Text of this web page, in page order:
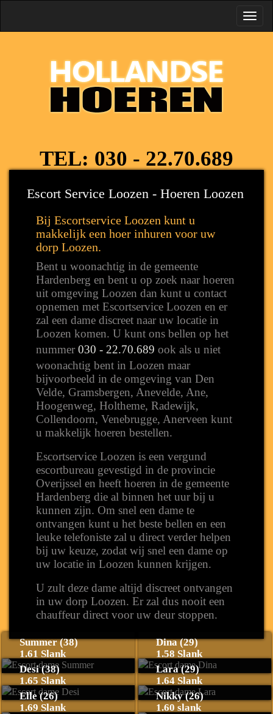
TEL: 030 - 22.70.689
Escort Service Loozen - Hoeren Loozen
Bij Escortservice Loozen kunt u
makkelijk een hoer inhuren voor uw
dorp Loozen.
Bent u woonachtig in de gemeente
Hardenberg en bent u op zoek naar hoeren
uit omgeving Loozen dan kunt u contact
opnemen met Escortservice Loozen en er
zal een dame discreet naar uw locatie in
Loozen komen. U kunt ons bellen op het
nummer 030 - 22.70.689 ook als u niet
woonachtig bent in Loozen maar
bijvoorbeeld in de omgeving van Den
Velde, Gramsbergen, Anevelde, Ane,
Hoogenweg, Holtheme, Radewijk,
Collendoorn, Venebrugge, Anerveen kunt
u makkelijk hoeren bestellen.
Escortservice Loozen is een vergund
escortbureau gevestigd in de provincie
Overijssel en heeft hoeren in de gemeente
Hardenberg die al binnen het uur bij u
kunnen zijn. Om snel een dame te
ontvangen kunt u het beste bellen en een
leuke telefoniste zal u direct verder helpen
bij uw keuze, zodat wij snel een dame op
uw locatie in Loozen kunnen krijgen.
U zult deze dame altijd discreet ontvangen
in uw dorp Loozen. Er zal dus nooit een
chauffeur direct voor uw deur stoppen.
Summer (38)
1.61 Slank
Dina (29)
1.58 Slank
Desi (38)
1.65 Slank
Lara (29)
1.64 Slank
Elle (26)
1.69 Slank
Nikky (26)
1.60 slank